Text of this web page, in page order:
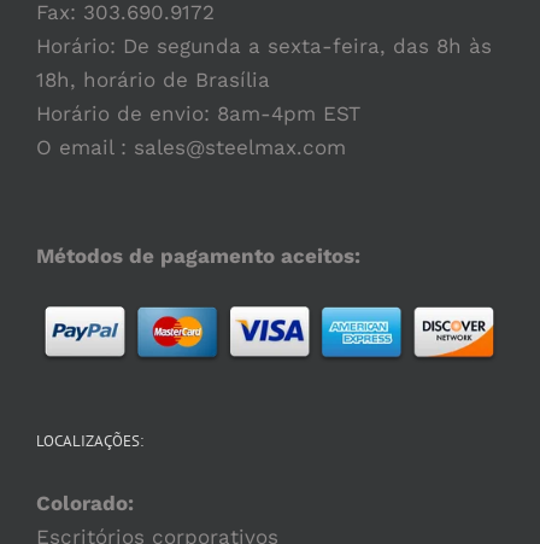
Fax: 303.690.9172
Horário: De segunda a sexta-feira, das 8h às
18h, horário de Brasília
Horário de envio: 8am-4pm EST
O email : sales@steelmax.com
Métodos de pagamento aceitos:
LOCALIZAÇÕES:
Colorado:
Escritórios corporativos